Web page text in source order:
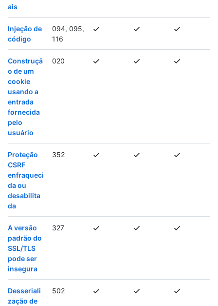
ais
Injeção de
código
094, 095,
116
Construçã
o de um
cookie
usando a
entrada
fornecida
pelo
usuário
020
Proteção
CSRF
enfraqueci
da ou
desabilita
da
352
A versão
padrão do
SSL/TLS
pode ser
insegura
327
Desseriali
zação de
502